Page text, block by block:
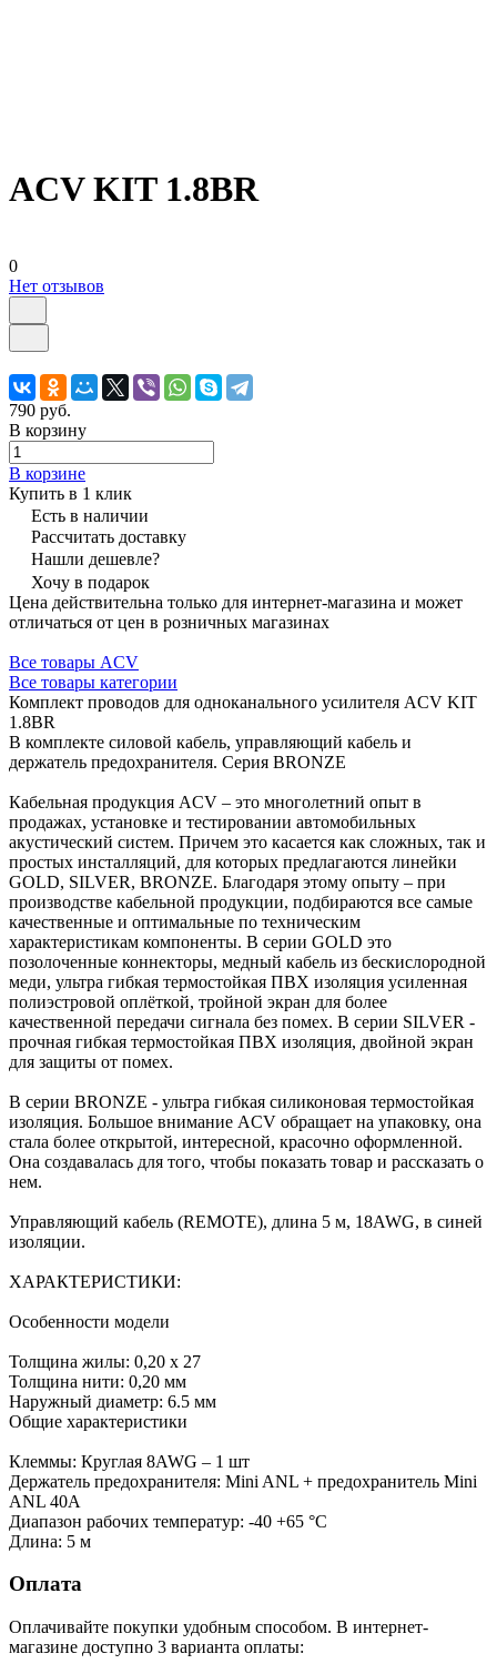
ACV KIT 1.8BR
0
Нет отзывов
790 руб.
В корзину
В корзине
Купить в 1 клик
Есть в наличии
Рассчитать доставку
Нашли дешевле?
Хочу в подарок
Цена действительна только для интернет-магазина и может
отличаться от цен в розничных магазинах
Все товары ACV
Все товары категории
Комплект проводов для одноканального усилителя ACV KIT
1.8BR
В комплекте силовой кабель, управляющий кабель и
держатель предохранителя. Серия BRONZE
Кабельная продукция ACV – это многолетний опыт в
продажах, установке и тестировании автомобильных
акустический систем. Причем это касается как сложных, так и
простых инсталляций, для которых предлагаются линейки
GOLD, SILVER, BRONZE. Благодаря этому опыту – при
производстве кабельной продукции, подбираются все самые
качественные и оптимальные по техническим
характеристикам компоненты. В серии GOLD это
позолоченные коннекторы, медный кабель из бескислородной
меди, ультра гибкая термостойкая ПВХ изоляция усиленная
полиэстровой оплёткой, тройной экран для более
качественной передачи сигнала без помех. В серии SILVER -
прочная гибкая термостойкая ПВХ изоляция, двойной экран
для защиты от помех.
В серии BRONZE - ультра гибкая силиконовая термостойкая
изоляция. Большое внимание ACV обращает на упаковку, она
стала более открытой, интересной, красочно оформленной.
Она создавалась для того, чтобы показать товар и рассказать о
нем.
Управляющий кабель (REMOTE), длина 5 м, 18AWG, в синей
изоляции.
ХАРАКТЕРИСТИКИ:
Особенности модели
Толщина жилы: 0,20 х 27
Толщина нити: 0,20 мм
Наружный диаметр: 6.5 мм
Общие характеристики
Клеммы: Круглая 8AWG – 1 шт
Держатель предохранителя: Mini ANL + предохранитель Mini
ANL 40А
Диапазон рабочих температур: -40 +65 °С
Длина: 5 м
Оплата
Оплачивайте покупки удобным способом. В интернет-
магазине доступно 3 варианта оплаты: